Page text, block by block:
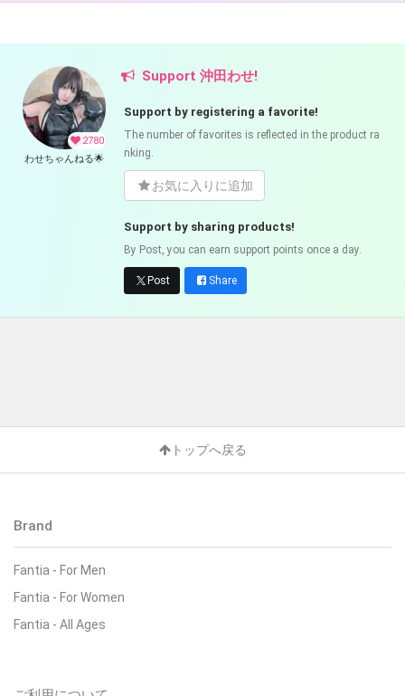
2780
わせちゃんねる🌟
Support 沖田わせ!
Support by registering a favorite!
The number of favorites is reflected in the product ra
nking.
お気に入りに追加
Support by sharing products!
By Post, you can earn support points once a day.
Post Share
トップへ戻る
Brand
Fantia - For Men
Fantia - For Women
Fantia - All Ages